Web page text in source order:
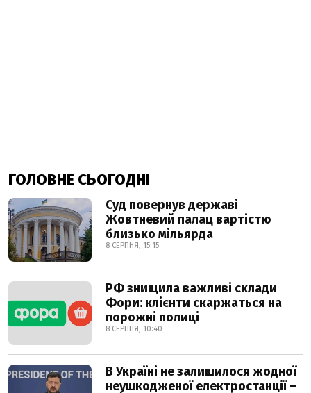
ГОЛОВНЕ СЬОГОДНІ
Суд повернув державі
Жовтневий палац вартістю
близько мільярда
8 СЕРПНЯ, 15:15
РФ знищила важливі склади
Фори: клієнти скаржаться на
порожні полиці
8 СЕРПНЯ, 10:40
В Україні не залишилося жодної
неушкодженої електростанції –